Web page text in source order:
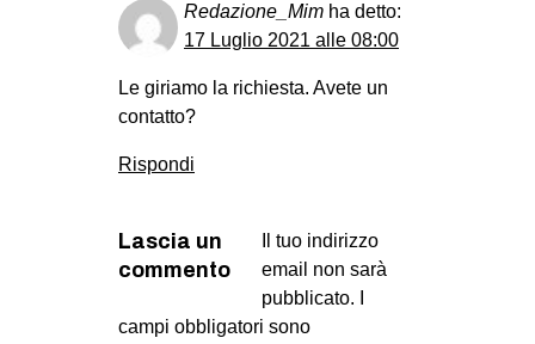
Redazione_Mim ha detto:
17 Luglio 2021 alle 08:00
Le giriamo la richiesta. Avete un
contatto?
Rispondi
Lascia un
commento
Il tuo indirizzo
email non sarà
pubblicato.
campi obbligatori sono